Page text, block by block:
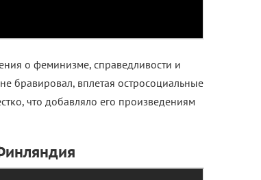
о феминизме, справедливости и
бравировал, вплетая остросоциальные
что добавляло его произведениям